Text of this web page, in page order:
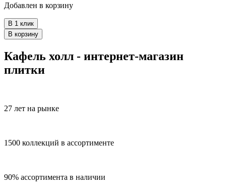
Добавлен в корзину
В 1 клик
В корзину
Кафель холл - интернет-магазин
плитки
27 лет на рынке
1500 коллекций в ассортименте
90% ассортимента в наличии